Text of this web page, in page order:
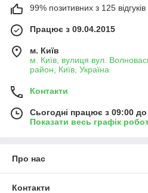
99% позитивних з 125 відгуків
Працює з 09.04.2015
м. Київ
м. Київ, вулиця вул.
район, Київ, Україна
Контакти
Сьогодні працює з 09:00
Показати весь графік
Про нас
Контакти